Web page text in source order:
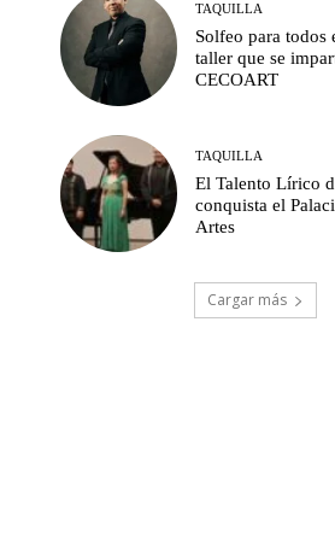
TAQUILLA
Solfeo para todos
taller que se
CECOART
TAQUILLA
El Talento Lírico
conquista el
Artes
Cargar más